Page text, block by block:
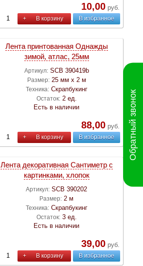
10,00руб.
+ В корзину В избранное
Лента принтованная Однажды
зимой, атлас, 25мм
Артикул: SCB 390419b
Размер: 25 мм х 2 м
Техника: Скрапбукинг
Остаток: 2 ед.
Есть в наличии
88,00руб.
+ В корзину В избранное
Лента декоративная Сантиметр с
картинками, хлопок
Артикул: SCB 390202
Размер: 2 м
Техника: Скрапбукинг
Остаток: 3 ед.
Есть в наличии
39,00руб.
+ В корзину В избранное
Обратный звонок